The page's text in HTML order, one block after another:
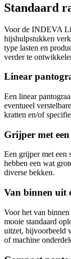
Standaard
Voor de INDEVA
hijshulpstukken
type lasten en
verder te
Linear
Een linear
eventueel
kratten en/of
Grijper met
Een grijper met een
hebben een wat
diverse bekken.
Van binnen uit
Voor het van
mooie standaard
uitzet, bijvoorbeeld
of machine